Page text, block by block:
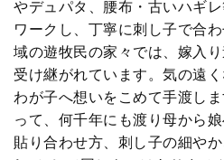
やデュパタ、腰布・古いハギ
ワークし、丁寧に刺し子で合
域の遊牧民の家々では、嫁入
受け継がれています。気の遠
わが子へ想いをこめて手渡し
って、何千年にも渡り母から
貼り合わせ方、刺し子の細や